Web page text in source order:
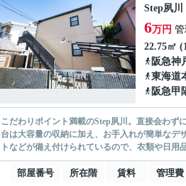
Step夙川
6万円 管
22.75㎡
阪急神
東海道
阪急甲
こだわりポイント満載のStep夙川。直接会わず
台は大容量の収納に加え、お手入れが簡単なデ
トなどが備え付けられているので、衣類や日
部屋番号 所在階 賃料 管理費